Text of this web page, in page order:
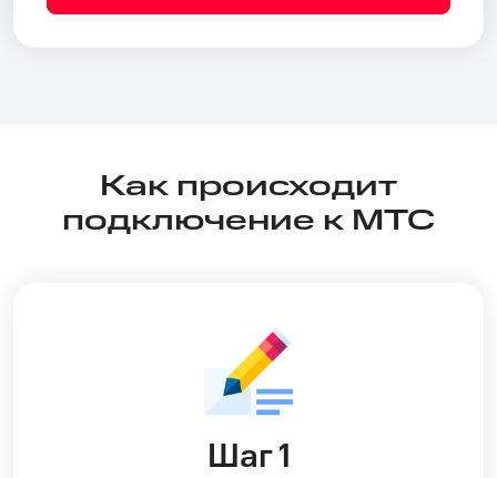
Как происходит
подключение к МТС
Шаг 1